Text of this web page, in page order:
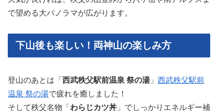
で望める大パノラマが広がります。
下山後も楽しい！両神山の楽しみ方
登山のあとは「 西武秩父駅前温泉 祭の湯」 西武秩父駅前
温泉 祭の湯で疲れを癒しました！
そして秩父名物「 わらじカツ丼 」でしっかりエネルギー補